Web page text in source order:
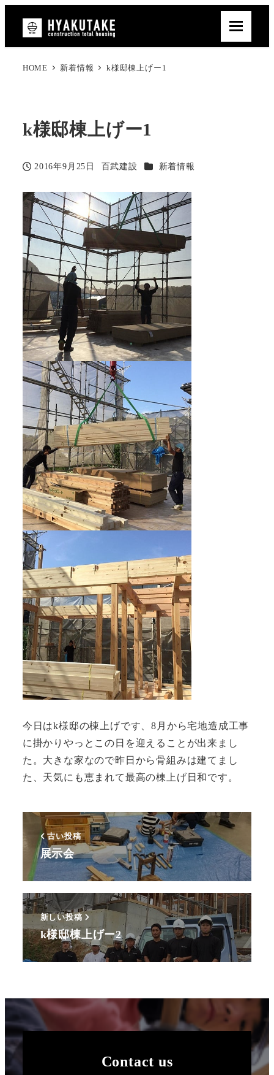
HOME 新着情報 k様邸棟上げー1
k様邸棟上げー1
投稿日
2016年9月25日
著
百武建設 カテゴリー
新着情報
今日はk様邸の棟上げです、8月から宅地造成工事
に掛かりやっとこの日を迎えることが出来まし
た。大きな家なので昨日から骨組みは建てまし
た、天気にも恵まれて最高の棟上げ日和です。
古い投稿
展示会
新しい投稿
k様邸棟上げー2
Contact us